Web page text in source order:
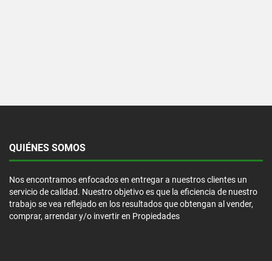
QUIÉNES SOMOS
Nos encontramos enfocados en entregar a nuestros clientes un
servicio de calidad. Nuestro objetivo es que la eficiencia de nuestro
trabajo se vea reflejado en los resultados que obtengan al vender,
comprar, arrendar y/o invertir en Propiedades